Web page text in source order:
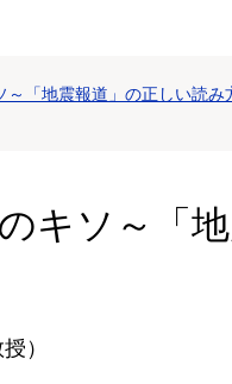
「地震報道」の正しい読み
キソ～「
）